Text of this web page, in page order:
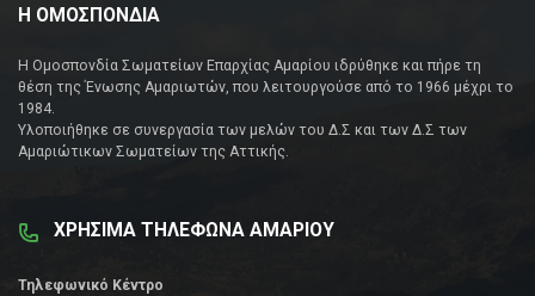
Η ΟΜΟΣΠΟΝΔΙΑ
Η Ομοσπονδία Σωματείων Επαρχίας Αμαρίου ιδρύθηκε και πήρε τη
θέση της Ένωσης Αμαριωτών, που λειτουργούσε από το 1966 μέχρι το
1984.
Υλοποιήθηκε σε συνεργασία των μελών του Δ.Σ και των Δ.Σ των
Αμαριώτικων Σωματείων της Αττικής.
ΧΡΗΣΙΜΑ ΤΗΛΕΦΩΝΑ ΑΜΑΡΙΟΥ
Τηλεφωνικό Κέντρο